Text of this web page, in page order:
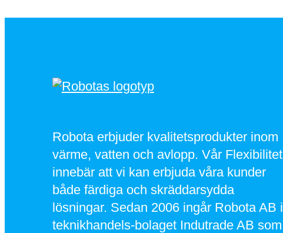
Robota erbjuder kvalitetsprodukter inom
värme, vatten och avlopp. Vår Flexibilitet
innebär att vi kan erbjuda våra kunder
både färdiga och skräddarsydda
lösningar. Sedan 2006 ingår Robota AB i
teknikhandels-bolaget Indutrade AB som